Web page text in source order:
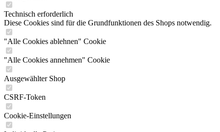
Technisch erforderlich
Diese Cookies sind für die Grundfunktionen des Shops notwendig.
"Alle Cookies ablehnen" Cookie
"Alle Cookies annehmen" Cookie
Ausgewählter Shop
CSRF-Token
Cookie-Einstellungen